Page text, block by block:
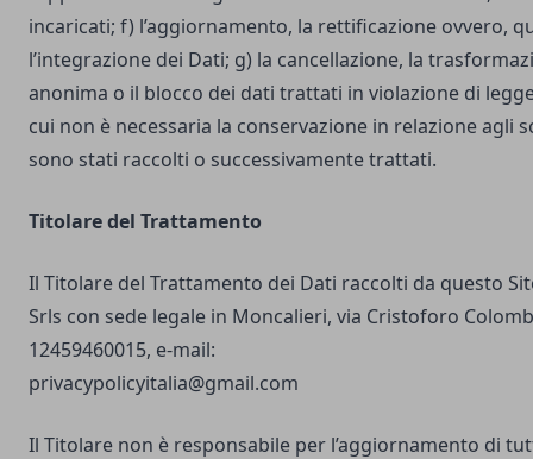
incaricati; f) l’aggiornamento, la rettificazione ovvero,
l’integrazione dei Dati; g) la cancellazione, la
anonima o il blocco dei dati trattati in violazione di
cui non è necessaria la conservazione in relazione agli
sono stati raccolti o successivamente trattati.
Titolare del Trattamento
Il Titolare del Trattamento dei Dati raccolti da questo
Srls con sede legale in Moncalieri, via Cristoforo
12459460015, e-mail:
privacypolicyitalia@gmail.com
Il Titolare non è responsabile per l’aggiornamento di